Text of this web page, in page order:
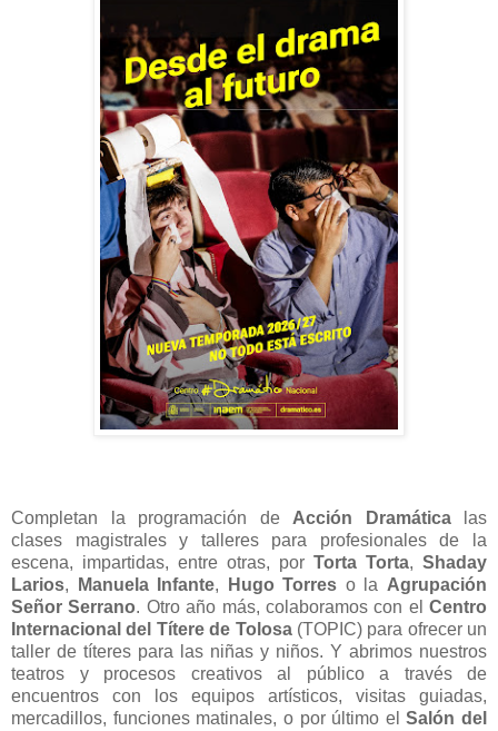
Completan la programación de Acción Dramáticalas
clases magistrales y talleres para profesionales de la
escena, impartidas, entre otras, por Torta Torta, Shaday
Larios, Manuela Infante, Hugo Torres o la Agrupación
Señor Serrano. Otro año más, colaboramos con el Centro
Internacional del Títere de Tolosa(TOPIC) para ofrecer un
taller de títeres para las niñas y niños. Y abrimos nuestros
teatros y procesos creativos al público a través de
encuentros con los equipos artísticos, visitas guiadas,
mercadillos, funciones matinales, o por último elSalón del